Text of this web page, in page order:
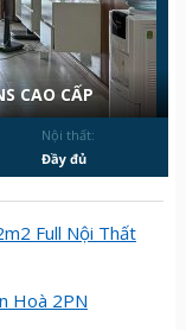
CAO CẤP
Nội thất:
Đầy đủ
Full Nội Thất
Hoà 2PN